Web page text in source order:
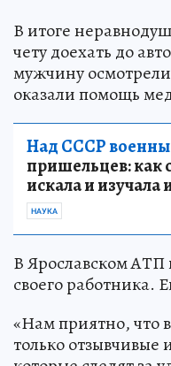
В итоге
чету доехать до
мужчину
оказали помощь
Над СССР
пришельцев: как
искала и
НАУКА
В Ярославском
своего работника.
«Нам приятно, что
только отзывчивые